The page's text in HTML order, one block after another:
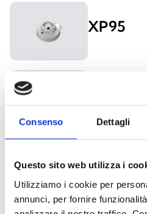
Consenso Dettagli
Questo sito web utilizza i
Utilizziamo i cookie per
annunci, per fornire
XP95